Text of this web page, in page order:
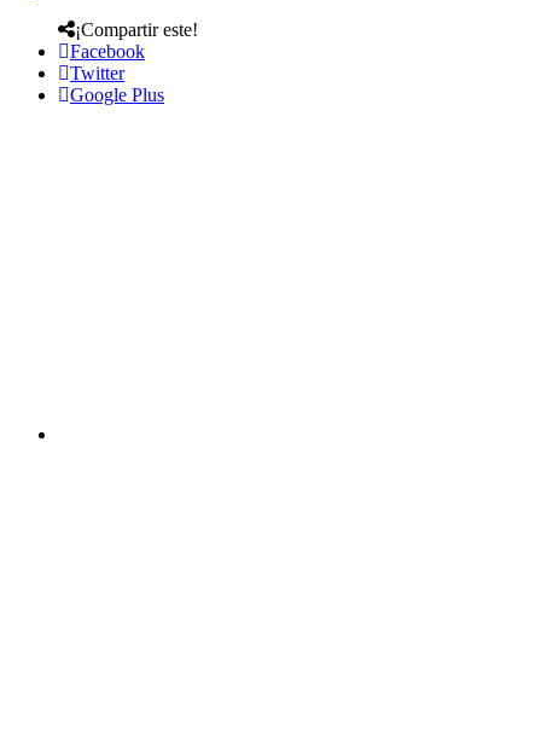
¡Compartir este!
Facebook
Twitter
Google Plus